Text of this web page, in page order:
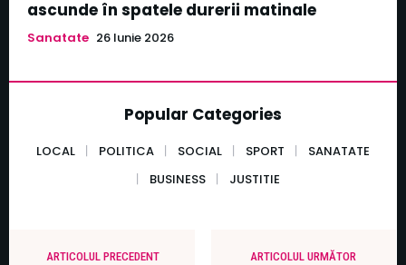
ascunde în spatele durerii matinale
Sanatate 26 Iunie 2026
Popular Categories
LOCAL POLITICA SOCIAL SPORT
SANATATE
BUSINESS
JUSTITIE
ARTICOLUL PRECEDENT ARTICOLUL URMĂTOR